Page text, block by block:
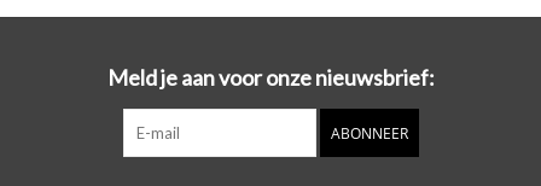
Meld je aan voor onze nieuwsbrief:
ABONNEER